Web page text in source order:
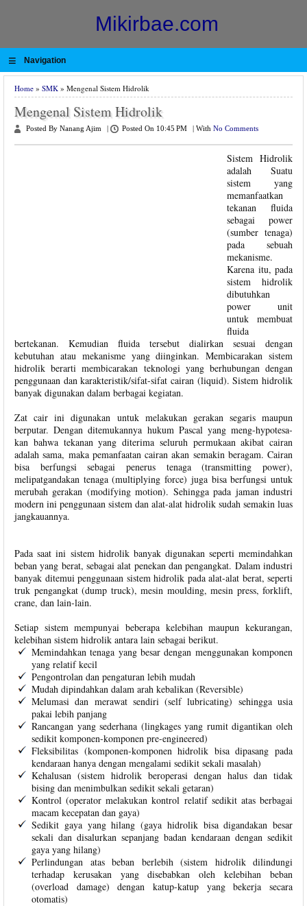
Mikirbae.com
≡ Navigation
Home » SMK » Mengenal Sistem Hidrolik
Mengenal Sistem Hidrolik
Posted By Nanang Ajim Posted On 10:45 PM With No Comments
Sistem Hidrolik
adalah Suatu
sistem yang
memanfaatkan
tekanan fluida
sebagai power
(sumber tenaga)
pada sebuah
mekanisme.
Karena itu, pada
sistem hidrolik
dibutuhkan
power unit
untuk membuat
fluida
bertekanan. Kemudian fluida tersebut dialirkan sesuai dengan
kebutuhan atau mekanisme yang diinginkan. Membicarakan sistem
hidrolik berarti membicarakan teknologi yang berhubungan dengan
penggunaan dan karakteristik/sifat-sifat cairan (liquid). Sistem hidrolik
banyak digunakan dalam berbagai kegiatan.
Zat cair ini digunakan untuk melakukan gerakan segaris maupun
berputar. Dengan ditemukannya hukum Pascal yang meng-hypotesa-
kan bahwa tekanan yang diterima seluruh permukaan akibat cairan
adalah sama, maka pemanfaatan cairan akan semakin beragam. Cairan
bisa berfungsi sebagai penerus tenaga (transmitting power),
melipatgandakan tenaga (multiplying force) juga bisa berfungsi untuk
merubah gerakan (modifying motion). Sehingga pada jaman industri
modern ini penggunaan sistem dan alat-alat hidrolik sudah semakin luas
jangkauannya.
Pada saat ini sistem hidrolik banyak digunakan seperti memindahkan
beban yang berat, sebagai alat penekan dan pengangkat. Dalam industri
banyak ditemui penggunaan sistem hidrolik pada alat-alat berat, seperti
truk pengangkat (dump truck), mesin moulding, mesin press, forklift,
crane, dan lain-lain.
Setiap sistem mempunyai beberapa kelebihan maupun kekurangan,
kelebihan sistem hidrolik antara lain sebagai berikut.
Memindahkan tenaga yang besar dengan menggunakan komponen
yang relatif kecil
Pengontrolan dan pengaturan lebih mudah
Mudah dipindahkan dalam arah kebalikan (Reversible)
Melumasi dan merawat sendiri (self lubricating) sehingga usia
pakai lebih panjang
Rancangan yang sederhana (lingkages yang rumit digantikan oleh
sedikit komponen-komponen pre-engineered)
Fleksibilitas (komponen-komponen hidrolik bisa dipasang pada
kendaraan hanya dengan mengalami sedikit sekali masalah)
Kehalusan (sistem hidrolik beroperasi dengan halus dan tidak
bising dan menimbulkan sedikit sekali getaran)
Kontrol (operator melakukan kontrol relatif sedikit atas berbagai
macam kecepatan dan gaya)
Sedikit gaya yang hilang (gaya hidrolik bisa digandakan besar
sekali dan disalurkan sepanjang badan kendaraan dengan sedikit
gaya yang hilang)
Perlindungan atas beban berlebih (sistem hidrolik dilindungi
terhadap kerusakan yang disebabkan oleh kelebihan beban
(overload damage) dengan katup-katup yang bekerja secara
otomatis)